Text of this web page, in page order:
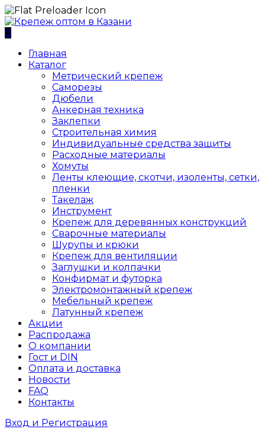
0
Главная
Каталог
Метрический крепеж
Саморезы
Дюбели
Анкерная техника
Заклепки
Строительная химия
Индивидуальные средства защиты
Расходные материалы
Хомуты
Ленты клеющие, скотчи, изоленты, сетки,
пленки
Такелаж
Инструмент
Крепеж для деревянных конструкций
Сварочные материалы
Шурупы и крюки
Крепеж для вентиляции
Заглушки и колпачки
Конфирмат и футорка
Электромонтажный крепеж
Мебельный крепеж
Латунный крепеж
Акции
Распродажа
О компании
Гост и DIN
Оплата и доставка
Новости
FAQ
Контакты
Вход и Регистрация